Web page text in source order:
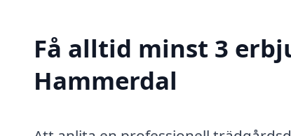
Få alltid minst 3
Hammerdal